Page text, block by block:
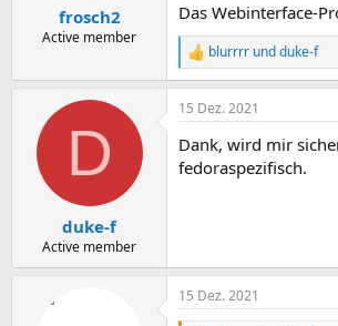
frosch2
Active member
Das Webinterface-
R
e
a
k
i
o
blurrrr undduke-f
D
duke-f
Active member
15 Dez. 2021
Dank, wird mir
fedoraspezifisch.
15 Dez. 2021